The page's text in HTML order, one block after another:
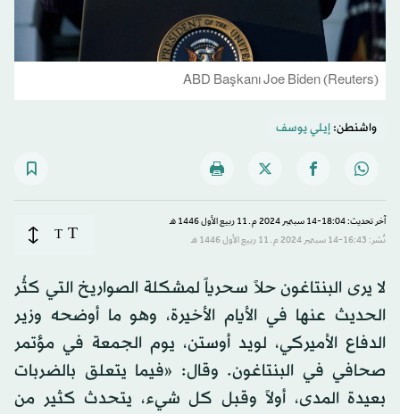
ABD Başkanı Joe Biden (Reuters)
واشنطن:إيلي يوسف
آخر تحديث: 18:04-14 سبتمبر 2024 م ـ 11 ربيع الأول 1446 هـ
نُشر: 16:43-14 سبتمبر 2024 م ـ 11 ربيع الأول 1446 هـ
T
T
لا يرى البنتاغون حلاً سحرياً لمشكلة الصواريخ التي كثُر
الحديث عنها في الأيام الأخيرة، وهو ما أوضحه وزير
الدفاع الأميركي، لويد أوستن، يوم الجمعة في مؤتمر
صحافي في البنتاغون. وقال: «فيما يتعلق بالضربات
بعيدة المدى، أولاً وقبل كل شيء، يتحدث كثير من